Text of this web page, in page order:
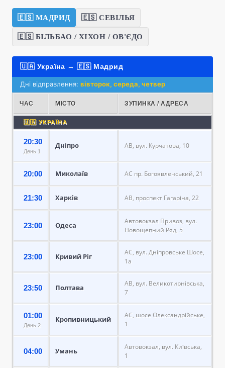
🇪🇸 МАДРИД 🇪🇸 СЕВІЛЬЯ
🇪🇸 БІЛЬБАО / ХІХОН / ОВ'ЄДО
🇺🇦 Україна → 🇪🇸 Мадрид
Дні відправлення: вівторок, середа, четвер
ЧАС МІСТО ЗУПИНКА / АДРЕСА
🇺🇦 УКРАЇНА
20:30
День 1
Дніпро АВ, вул. Курчатова, 10
20:00 Миколаїв АС пр. Богоявленський, 21
21:30 Харків АВ, проспект Гагаріна, 22
23:00 Одеса
Автовокзал Привоз, вул.
Новощепний Ряд, 5
23:00 Кривий Ріг
АС, вул. Дніпровське Шосе,
1а
23:50 Полтава
АВ, вул. Великотирнівська,
7
01:00
День 2
Кропивницький
АС, шосе Олександрійське,
1
04:00 Умань
Автовокзал, вул. Київська,
1